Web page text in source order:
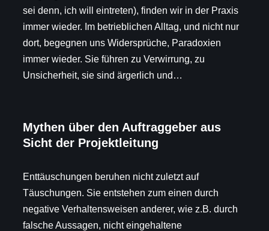
sei denn, ich will eintreten), finden wir in der Praxis
immer wieder. Im betrieblichen Alltag, und nicht nur
dort, begegnen uns Widersprüche, Paradoxien
immer wieder. Sie führen zu Verwirrung, zu
Unsicherheit, sie sind ärgerlich und…
Mythen über den Auftraggeber aus
Sicht der Projektleitung
Enttäuschungen beruhen nicht zuletzt auf
Täuschungen. Sie entstehen zum einen durch
negative Verhaltensweisen anderer, wie z.B. durch
falsche Aussagen, nicht eingehaltene